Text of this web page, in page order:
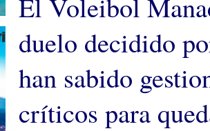
El Voleibol
duelo decidido
han sabido
críticos para